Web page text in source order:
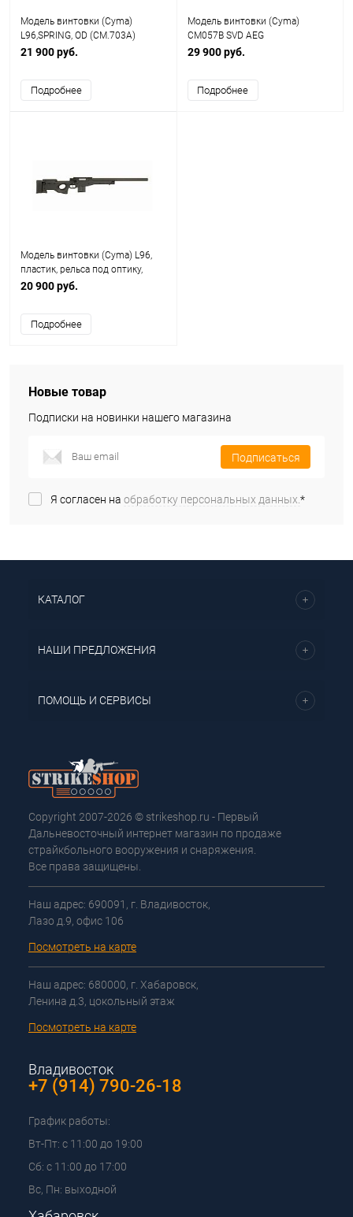
Модель винтовки (Cyma)
L96,SPRING, OD (CM.703A)
21 900 руб.
Подробнее
Модель винтовки (Cyma)
CM057B SVD AEG
29 900 руб.
Подробнее
Модель винтовки (Cyma) L96,
пластик, рельса под оптику,
SPRING CM.703
20 900 руб.
Подробнее
Новые товар
Подписки на новинки нашего магазина
Подписаться
Я согласен на обработку персональных данных.*
КАТАЛОГ
НАШИ ПРЕДЛОЖЕНИЯ
ПОМОЩЬ И СЕРВИСЫ
Copyright 2007-2026 © strikeshop.ru - Первый
Дальневосточный интернет магазин по продаже
страйкбольного вооружения и снаряжения.
Все права защищены.
Наш адрес: 690091, г. Владивосток,
Лазо д.9, офис 106
Посмотреть на карте
Наш адрес: 680000, г. Хабаровск,
Ленина д.3, цокольный этаж
Посмотреть на карте
Владивосток
+7 (914) 790-26-18
График работы:
Вт-Пт: с 11:00 до 19:00
Сб: с 11:00 до 17:00
Вс, Пн: выходной